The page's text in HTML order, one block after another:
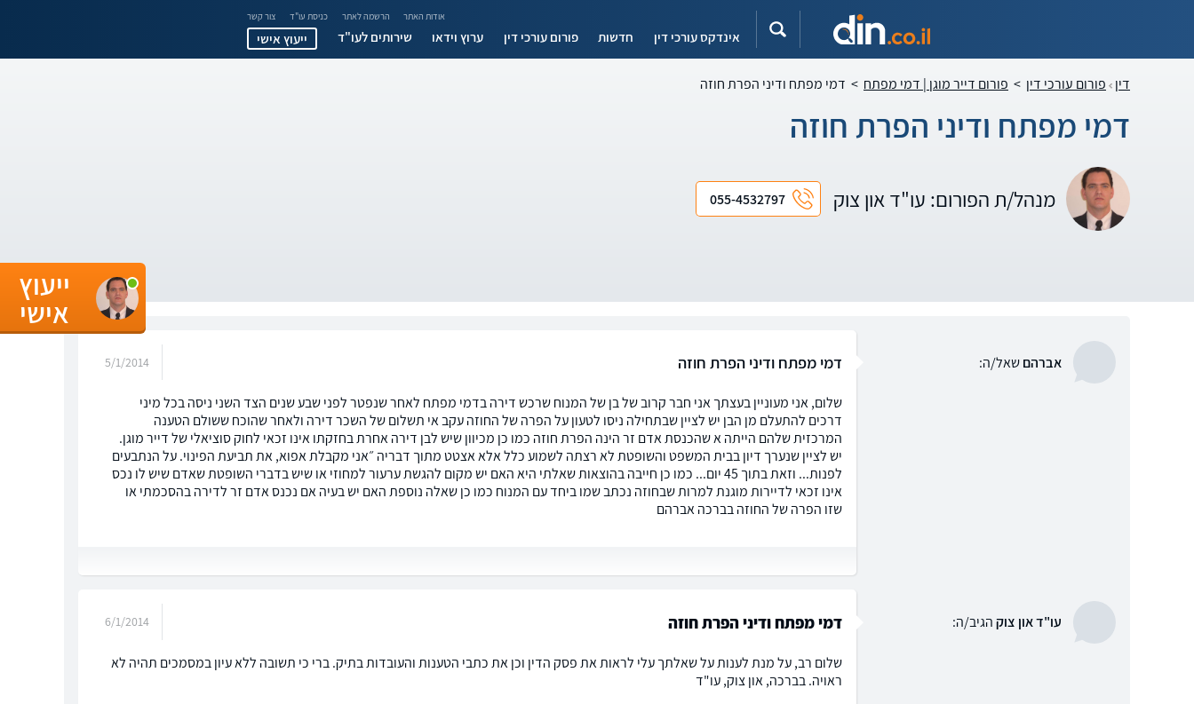
אודות האתר הרשמה לאתר כניסת עו"ד צור קשר
אינדקס עורכי דין חדשות פורום עורכי דין ערוץ וידאו שירותים לעו"ד ייעוץ אישי
דין פורום עורכי דין > פורום דייר מוגן | דמי מפתח > דמי מפתח ודיני הפרת חוזה
דמי מפתח ודיני הפרת חוזה
מנהל/ת הפורום: עו"ד און צוק 055-4532797
אברהםשאל/ה: דמי מפתח ודיני הפרת חוזה 5/1/2014
שלום, אני מעוניין בעצתך אני חבר קרוב של בן של המנוח שרכש דירה בדמי מפתח לאחר שנפטר לפני שבע שנים הצד השני ניסה בכל מיני
דרכים להתעלם מן הבן יש לציין שבתחילה ניסו לטעון על הפרה של החוזה עקב אי תשלום של השכר דירה ולאחר שהוכח ששולם הטענה
המרכזית שלהם הייתה א שהכנסת אדם זר הינה הפרת חוזה כמו כן מכיוון שיש לבן דירה אחרת בחזקתו אינו זכאי לחוק סוציאלי של דייר מוגן.
יש לציין שנערך דיון בבית המשפט והשופטת לא רצתה לשמוע כלל אלא אצטט מתוך דבריה ״אני מקבלת אפוא, את תביעת הפינוי. על הנתבעים
לפנות... וזאת בתוך 45 יום... כמו כן חייבה בהוצאות שאלתי היא האם יש מקום להגשת ערעור למחוזי או שיש בדברי השופטת שאדם שיש לו נכס
אינו זכאי לדיירות מוגנת למרות שבחוזה נכתב שמו ביחד עם המנוח כמו כן שאלה נוספת האם יש בעיה אם נכנס אדם זר לדירה בהסכמתי או
שזו הפרה של החוזה בברכה אברהם
עו"ד און צוקהגיב/ה: דמי מפתח ודיני הפרת חוזה 6/1/2014
שלום רב, על מנת לענות על שאלתך עלי לראות את פסק הדין וכן את כתבי הטענות והעובדות בתיק. ברי כי תשובה ללא עיון במסמכים תהיה לא
ראויה. בברכה, און צוק, עו"ד
ייעוץ
אישי